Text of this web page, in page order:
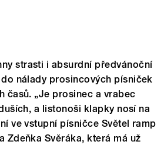
strasti i absurdní předvánoční
nálady prosincových písniček
časů. „Je prosinec a vrabec
a listonoši klapky nosí na
ve vstupní písničce Světel ramp
Zdeňka Svěráka, která má už